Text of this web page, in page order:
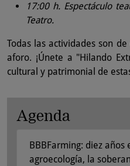
17:00 h. Espectáculo
Teatro.
Todas las actividades son
aforo. ¡Únete a "Hilando
cultural y patrimonial de
Agenda
BBBFarming: diez años
agroecología, la